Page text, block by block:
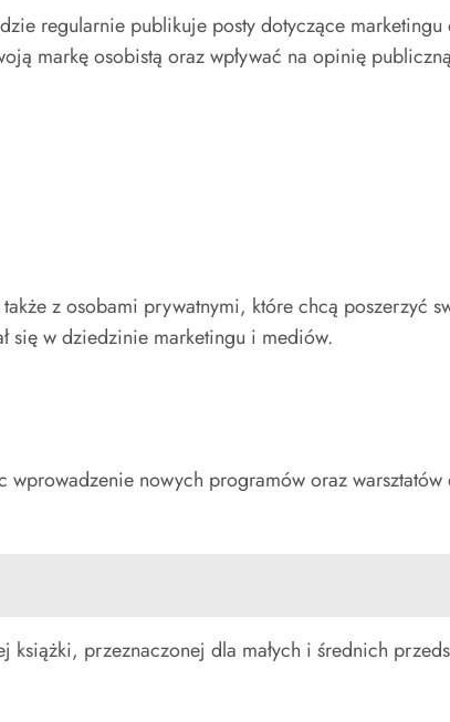
regularnie publikuje posty dotyczące
markę osobistą oraz wpływać na opinię
z osobami prywatnymi, które chcą poszerzyć
się w dziedzinie marketingu i mediów.
nowych programów oraz
przeznaczonej dla małych i średnich